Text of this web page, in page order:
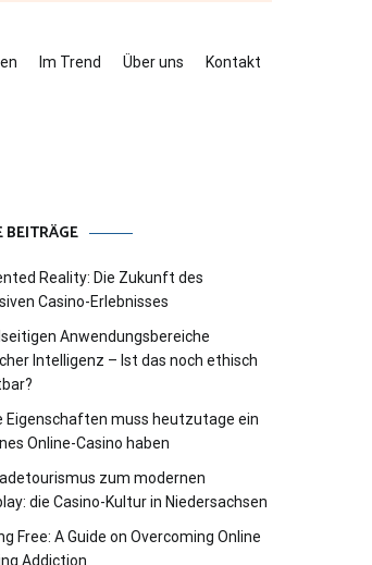
Im Trend Über uns Kontakt
BEITRÄGE
Reality: Die Zukunft des
Casino-Erlebnisses
Anwendungsbereiche
Intelligenz – Ist das noch ethisch
Eigenschaften muss heutzutage ein
Online-Casino haben
zum modernen
die Casino-Kultur in Niedersachsen
Free: A Guide on Overcoming Online
Addiction